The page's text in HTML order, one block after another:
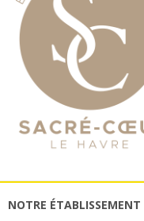
NOTRE ÉTABLISSEMENT